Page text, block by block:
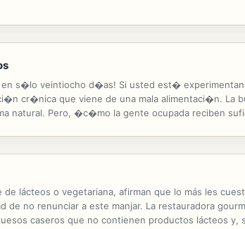
s�lo veintiocho d�as! Si usted est�
cr�nica que viene de una mala alimentaci�n. La
natural. Pero, �c�mo la gente ocupada reciben
lácteos o vegetariana, afirman que lo más les
no renunciar a este manjar. La restauradora
caseros que no contienen productos lácteos